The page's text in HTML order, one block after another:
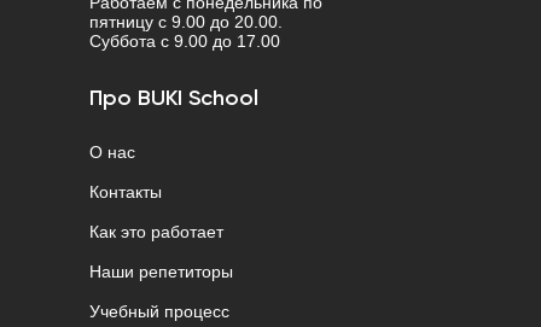
пятницу с 9.00 до 20.00.
Cуббота с 9.00 до 17.00
Про BUKI School
О нас
Контакты
Как это работает
Наши репетиторы
Учебный процесс